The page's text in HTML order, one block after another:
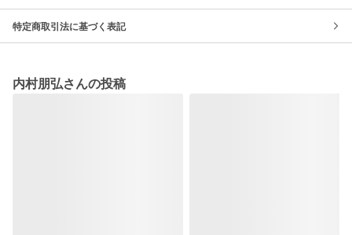
特定商取引法に基づく表記
内村朋弘さんの投稿